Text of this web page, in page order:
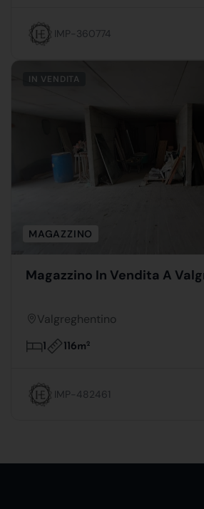
IMP-360774
IN VENDITA
MAGAZZINO
Magazzino In Vendita A
Valgreghentino
1 116m2
IMP-482461